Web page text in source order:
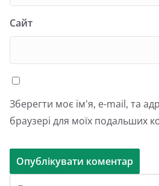
Сайт
Зберегти моє ім'я, e-mail, та
браузері для моїх подальших